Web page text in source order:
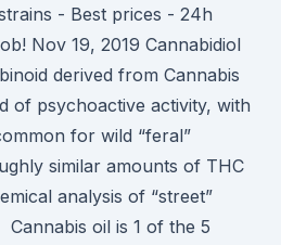
- Best prices - 24h
Nov 19, 2019 Cannabidiol
derived from Cannabis
of psychoactive activity, with
for wild “feral”
similar amounts of THC
analysis of “street”
oil is 1 of the 5